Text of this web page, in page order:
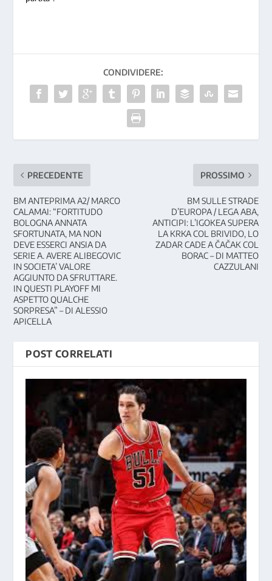
CONDIVIDERE:
PRECEDENTE
BM ANTEPRIMA A2/ MARCO
CALAMAI: “FORTITUDO
BOLOGNA ANNATA
SFORTUNATA, MA NON
DEVE ESSERCI ANSIA DA
SERIE A. AVERE ALIBEGOVIC
IN SOCIETA’ VALORE
AGGIUNTO DA SFRUTTARE.
IN QUESTI PLAYOFF MI
ASPETTO QUALCHE
SORPRESA” – DI ALESSIO
APICELLA
PROSSIMO
BM SULLE STRADE
D’EUROPA / LEGA ABA,
ANTICIPI: L’IGOKEA SUPERA
LA KRKA COL BRIVIDO, LO
ZADAR CADE A ČAČAK COL
BORAC – DI MATTEO
CAZZULANI
POST CORRELATI